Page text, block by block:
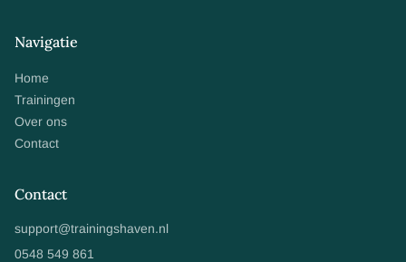
Navigatie
Home
Trainingen
Over ons
Contact
Contact
support@trainingshaven.nl
0548 549 861